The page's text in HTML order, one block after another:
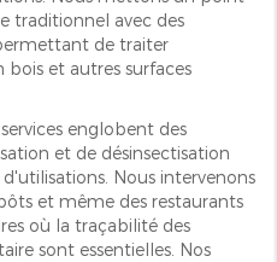
traditionnel avec des
de traiter
et autres surfaces
englobent des
et de désinsectisation
Nous intervenons
et même des restaurants
où la traçabilité des
sont essentielles. Nos